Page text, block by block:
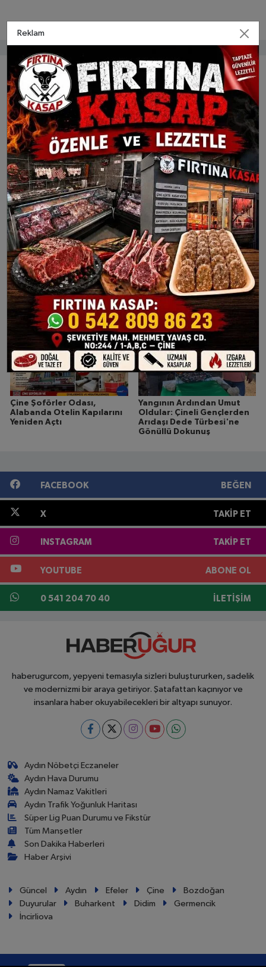
Bunlar da ilginizi çekebilir
Çine Meclisi’nde Yeni
Dönem: CHP Sadece 1 Meclis
Üyesiyle Temsil Edildi
Çine'de Yeni Parti Dönemi:
Tayfun Şahin İlçe Başkanı
Oldu
Çine Orman Yangınında Flaş
Gelişme: Vali Varol Duyurdu,
2 Kişi Gözaltında
Cevriye Adıyaman vefat
etti
Çine Şoförler Odası,
Alabanda Otelin Kapılarını
Yeniden Açtı
Yangının Ardından Umut
Oldular: Çineli Gençlerden
Arıdaşı Dede Türbesi'ne
Gönüllü Dokunuş
FACEBOOK BEĞEN
X TAKIP ET
INSTAGRAM TAKIP ET
YOUTUBE ABONE OL
0 541 204 70 40 İLETIŞIM
haberugurcom, yepyeni temasıyla sizleri buluştururken, sadelik
ve modernizmi bir araya getiriyor. Şatafattan kaçınıyor ve
insanlara haber okuyabilecekleri bir altyapı sunuyor.
Aydın Nöbetçi Eczaneler
Aydın Hava Durumu
Aydın Namaz Vakitleri
Aydın Trafik Yoğunluk Haritası
Süper Lig Puan Durumu ve Fikstür
Tüm Manşetler
Son Dakika Haberleri
Haber Arşivi
Güncel Aydın Efeler Çine
Bozdoğan
Duyurular
Buharkent Didim
Germencik
İncirliova
Reklam